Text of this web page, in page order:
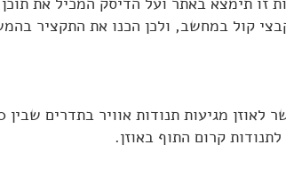
קול במחשב, ולכן הכנו את התקציר
קרום התוף באוזן.